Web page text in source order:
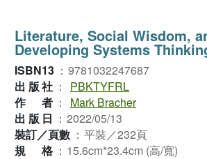
Literature, Social Wisdom,
Developing Systems
ISBN13 ： 9781032247687
出版社 ：
PBKTYFRL
作者 ：
Mark Bracher
出版日 ： 2022/05/13
裝訂／頁數 ： 平裝／232頁
規格 ： 15.6cm*23.4cm (高/寬)